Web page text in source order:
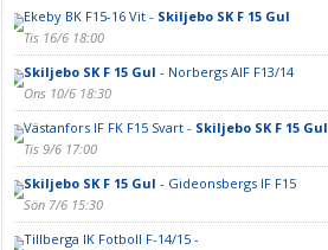
Ekeby BK F15-16 Vit - Skiljebo SK F 15 Gul
Tis 16/6 18:00
Skiljebo SK F 15 Gul - Norbergs AIF F13/14
Ons 10/6 18:30
Västanfors IF FK F15 Svart - Skiljebo SK F 15 Gul
Tis 9/6 17:00
Skiljebo SK F 15 Gul - Gideonsbergs IF F15
Sön 7/6 15:30
Tillberga IK Fotboll F-14/15 -